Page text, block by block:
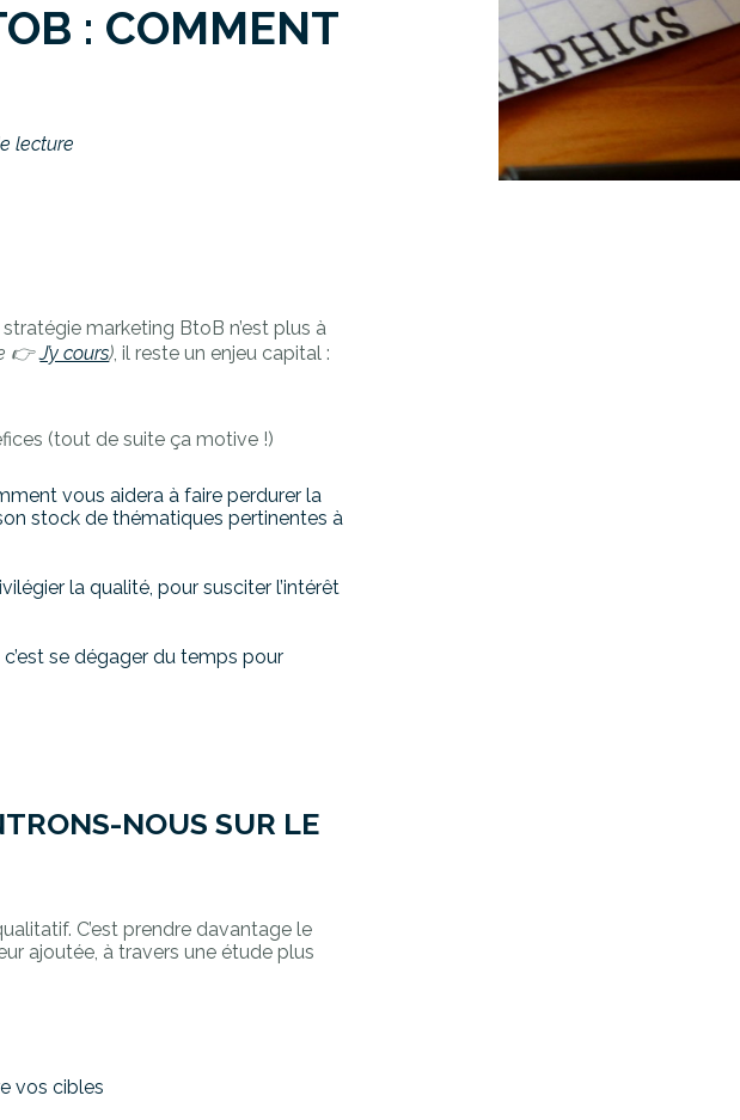
: COMMENT
lecture
marketing BtoB n’est plus à
👉J’y cours) , il reste un enjeu capital :
(tout de suite ça motive !)
vous aidera à faire perdurer la
stock de thématiques pertinentes à
la qualité, pour susciter l’intérêt
se dégager du temps pour
NOUS SUR LE
C’est prendre davantage le
ajoutée, à travers une étude plus
vos cibles